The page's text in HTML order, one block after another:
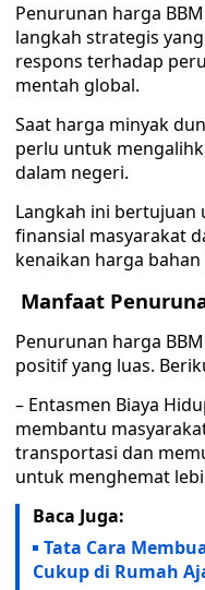
Penurunan harga
langkah strategis
respons terhadap
mentah global.
Saat harga minyak
perlu untuk
dalam negeri.
Langkah ini
finansial masyarakat
kenaikan harga bahan
Manfaat
Penurunan harga
positif yang luas.
– Entasmen Biaya
membantu
transportasi dan
untuk menghemat
Baca Juga:
Tata Cara
Cukup di Rumah